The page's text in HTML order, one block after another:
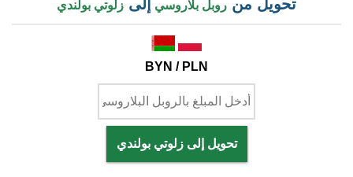
تحويل من روبل بلاروسي إلى زلوتي بولندي
BYN / PLN
تحويل إلى زلوتي بولندي